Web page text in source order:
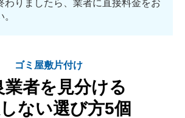
わりましたら、業者に直接料金をお
ゴミ屋敷片付け
業者を見分ける
ない選び方5個